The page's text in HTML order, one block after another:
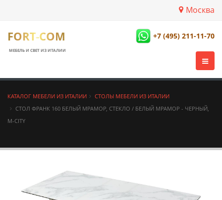
Москва
FORT-COM
МЕБЕЛЬ И СВЕТ ИЗ ИТАЛИИ
+7 (495) 211-11-70
КАТАЛОГ МЕБЕЛИ ИЗ ИТАЛИИ
СТОЛЫ МЕБЕЛИ ИЗ ИТАЛИИ
СТОЛ ФРАНК 160 БЕЛЫЙ МРАМОР, СТЕКЛО / БЕЛЫЙ МРАМОР - ЧЕРНЫЙ,
М-CITY